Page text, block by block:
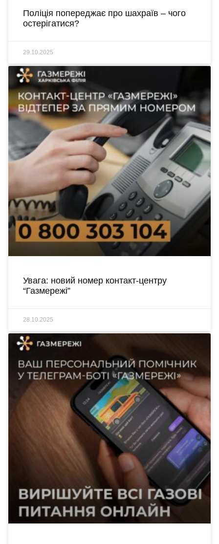
Поліція попереджає про шахраїв – чого
остерігатися?
29.10.2025
Увага: новий номер контакт-центру
“Газмережі”
28.10.2025